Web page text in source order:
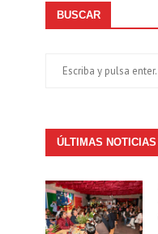
BUSCAR
ÚLTIMAS NOTICIAS